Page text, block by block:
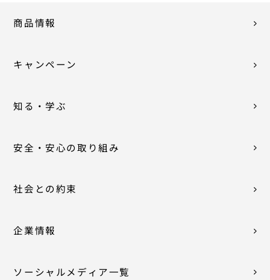
商品情報
キャンペーン
知る・学ぶ
安全・安心の取り組み
社会との約束
企業情報
ソーシャルメディア一覧